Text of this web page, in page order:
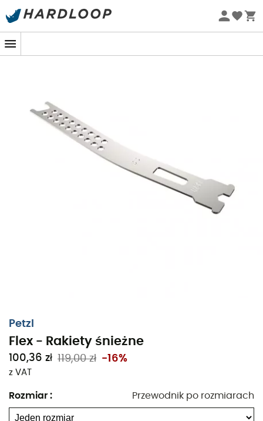
Letnie promocje 🔥 -5% DODATKOWO przy zakupie 2
Petzl
Flex - Rakiety śnieżne
100,36 zł 119,00 zł -16%
z VAT
Rozmiar : Przewodnik po rozmiarach